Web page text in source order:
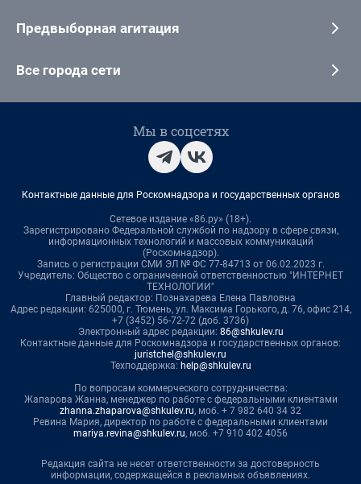
Предвыборная агитация
Все города сети
Мы в соцсетях
Контактные данные для Роскомнадзора и государственных органов
Сетевое издание «86.ру» (18+).
Зарегистрировано Федеральной службой по надзору в сфере связи,
информационных технологий и массовых коммуникаций
(Роскомнадзор).
Запись о регистрации СМИ ЭЛ № ФС 77-84713 от 06.02.2023 г.
Учредитель: Общество с ограниченной ответственностью "ИНТЕРНЕТ
ТЕХНОЛОГИИ"
Главный редактор: Познахарева Елена Павловна
Адрес редакции: 625000, г. Тюмень, ул. Максима Горького, д. 76, офис 214,
+7 (3452) 56-72-72 (доб. 3736)
Электронный адрес редакции: 86@shkulev.ru
Контактные данные для Роскомнадзора и государственных органов:
juristchel@shkulev.ru
Техподдержка: help@shkulev.ru
По вопросам коммерческого сотрудничества:
Жапарова Жанна, менеджер по работе с федеральными клиентами
zhanna.zhaparova@shkulev.ru, моб. + 7 982 640 34 32
Ревина Мария, директор по работе с федеральными клиентами
mariya.revina@shkulev.ru, моб. +7 910 402 4056
Редакция сайта не несет ответственности за достоверность
информации, содержащейся в рекламных объявлениях.